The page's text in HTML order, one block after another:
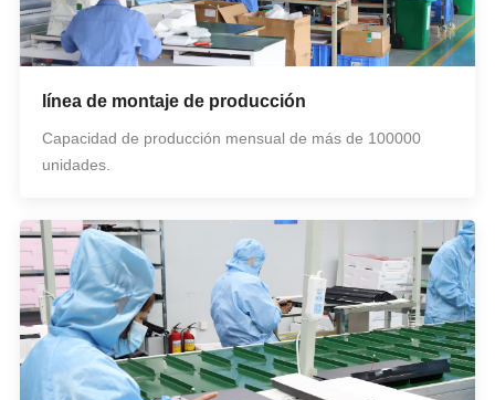
línea de montaje de producción
Capacidad de producción mensual de más de 100000
unidades.